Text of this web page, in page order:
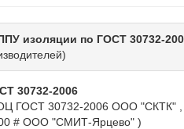
изоляции по ГОСТ 30732-
30732-2006
ГОСТ 30732-2006 ООО "СКТК" ,
# ООО "СМИТ-Ярцево" )